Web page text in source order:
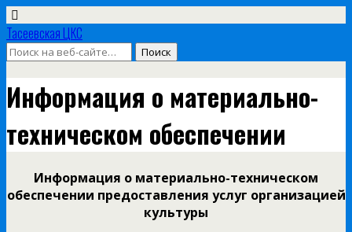
Тасеевская ЦКС
Информация о материально-
техническом обеспечении
Информация о материально-техническом
обеспечении предоставления услуг организацией
культуры